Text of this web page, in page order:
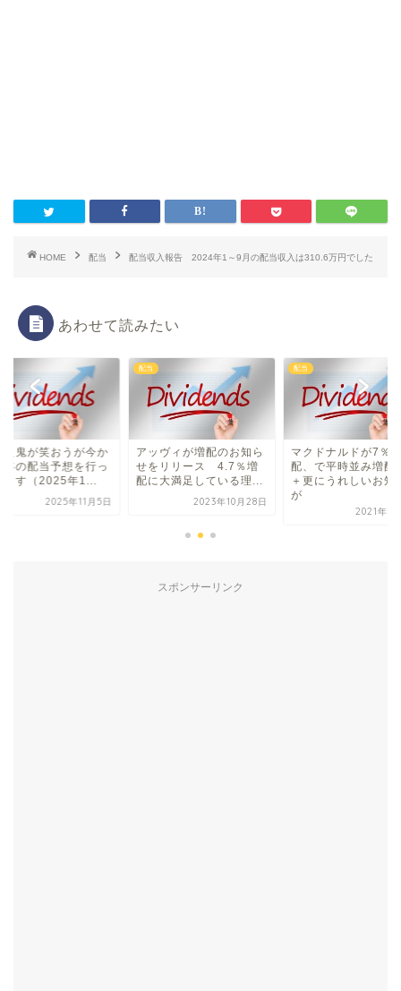
HOME 配当 配当収入報告 2024年1～9月の配当収入は310.6万円でした
あわせて読みたい
え鬼が笑おうが今か
年の配当予想を行っ
ます（2025年1...
2025年11月5日
配当
アッヴィが増配のお知ら
せをリリース 4.7％増
配に大満足している理...
2023年10月28日
配当
マクドナルドが7％
配、で平時並み増配
＋更にうれしいお知
が
2021年10
スポンサーリンク